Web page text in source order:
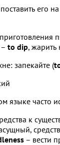
поставить его
to dip, жарить
запекайте (
языке часто
к
– вести